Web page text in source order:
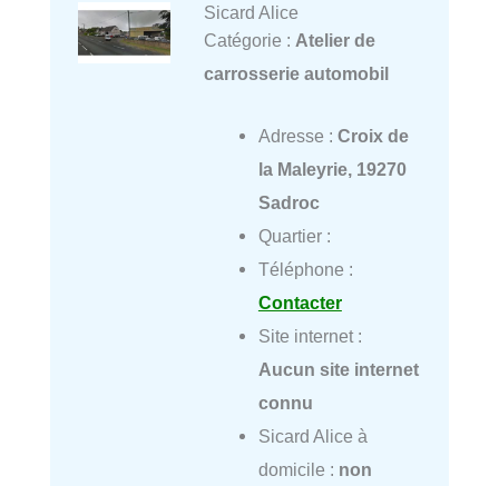
Sicard Alice
Catégorie : Atelier de
carrosserie automobil
Adresse : Croix de
la Maleyrie, 19270
Sadroc
Quartier :
Téléphone :
Contacter
Site internet :
Aucun site internet
connu
Sicard Alice à
domicile : non